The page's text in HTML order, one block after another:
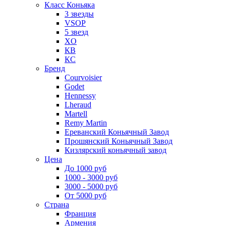
Класс Коньяка
3 звезды
VSOP
5 звезд
XO
КВ
КС
Бренд
Courvoisier
Godet
Hennessy
Lheraud
Martell
Remy Martin
Ереванский Коньячный Завод
Прошянский Коньячный Завод
Кизлярский коньячный завод
Цена
До 1000 руб
1000 - 3000 руб
3000 - 5000 руб
От 5000 руб
Страна
Франция
Армения